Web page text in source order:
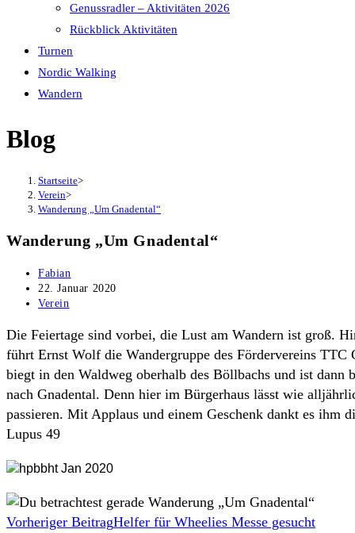
Genussradler – Aktivitäten 2026
Rückblick Aktivitäten
Turnen
Nordic Walking
Wandern
Blog
Startseite>
Verein>
Wanderung „Um Gnadental“
Wanderung „Um Gnadental“
Beitrags-
Autor:
Fabian
Beitrag
veröffentlicht:
22. Januar 2020
Beitrags-
Verein
Die Feiertage sind vorbei, die Lust am Wandern ist groß.
führt Ernst Wolf die Wandergruppe des Fördervereins TTC
biegt in den Waldweg oberhalb des Böllbachs und ist
nach Gnadental. Denn hier im Bürgerhaus lässt wie
passieren. Mit Applaus und einem Geschenk dankt es ihm
Lupus 49
Weitere
Vorheriger BeitragHelfer für Wheelies Messe gesucht